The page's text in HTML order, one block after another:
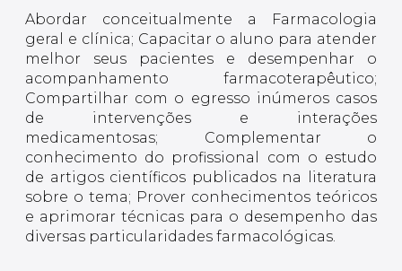
Abordar conceitualmente a Farmacologia
geral e clínica; Capacitar o aluno para atender
melhor seus pacientes e desempenhar o
acompanhamento farmacoterapêutico;
Compartilhar com o egresso inúmeros casos
de intervenções e interações
medicamentosas; Complementar o
conhecimento do profissional com o estudo
de artigos científicos publicados na literatura
sobre o tema; Prover conhecimentos teóricos
e aprimorar técnicas para o desempenho das
diversas particularidades farmacológicas.